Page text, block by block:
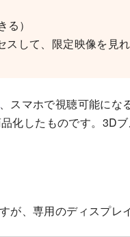
）
スして、限定映像を見
スマホで視聴可能にな
化したものです。3D
、専用のディスプレ